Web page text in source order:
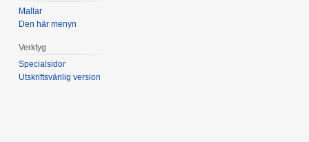
Mallar
Den här menyn
Verktyg
Specialsidor
Utskriftsvänlig version